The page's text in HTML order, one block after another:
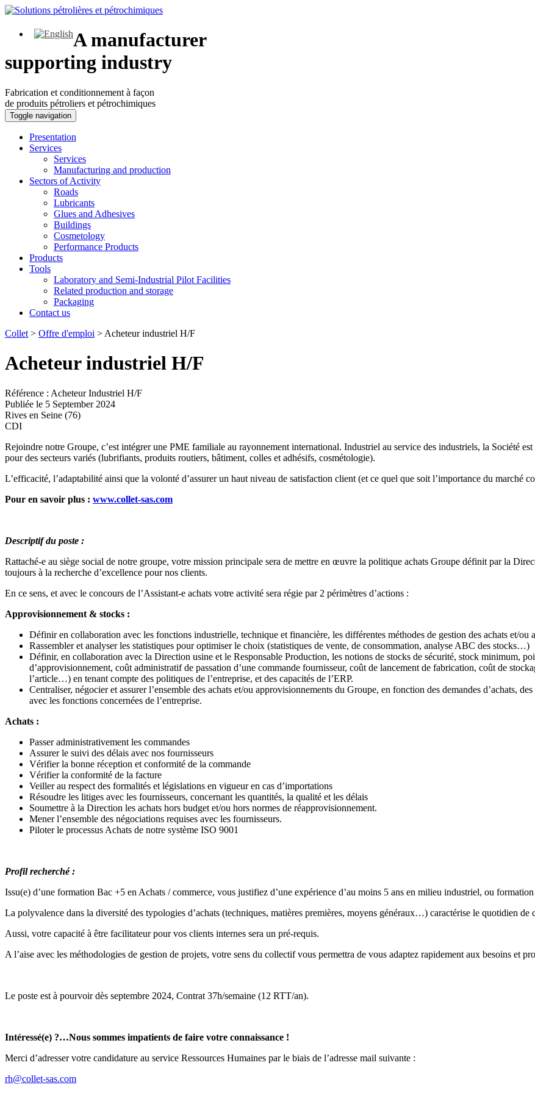
A manufacturer
supporting industry
Fabrication et conditionnement à façon
de produits pétroliers et pétrochimiques
Toggle navigation
Presentation
Services
Services
Manufacturing and production
Sectors of Activity
Roads
Lubricants
Glues and Adhesives
Buildings
Cosmetology
Performance Products
Products
Tools
Laboratory and Semi-Industrial Pilot Facilities
Related production and storage
Packaging
Contact us
Collet > Offre d'emploi > Acheteur industriel H/F
Acheteur industriel H/F
Référence : Acheteur Industriel H/F
Publiée le 5 September 2024
Rives en Seine (76)
CDI
Rejoindre notre Groupe, c’est intégrer une PME familiale au rayonnement international. Industriel au service des industriels, la Société
pour des secteurs variés (lubrifiants, produits routiers, bâtiment, colles et adhésifs, cosmétologie).
L’efficacité, l’adaptabilité ainsi que la volonté d’assurer un haut niveau de satisfaction client (et ce quel que soit l’importance du marché
Pour en savoir plus : www.collet-sas.com
Descriptif du poste :
Rattaché-e au siège social de notre groupe, votre mission principale sera de mettre en œuvre la politique achats Groupe définit par la
toujours à la recherche d’excellence pour nos clients.
En ce sens, et avec le concours de l’Assistant-e achats votre activité sera régie par 2 périmètres d’actions :
Approvisionnement & stocks :
Définir en collaboration avec les fonctions industrielle, technique et financière, les différentes méthodes de gestion des achats et/
Rassembler et analyser les statistiques pour optimiser le choix (statistiques de vente, de consommation, analyse ABC des stocks…)
Définir, en collaboration avec la Direction usine et le Responsable Production, les notions de stocks de sécurité, stock minimum,
d’approvisionnement, coût administratif de passation d’une commande fournisseur, coût de lancement de fabrication, coût de
l’article…) en tenant compte des politiques de l’entreprise, et des capacités de l’ERP.
Centraliser, négocier et assurer l’ensemble des achats et/ou approvisionnements du Groupe, en fonction des demandes d’achats,
avec les fonctions concernées de l’entreprise.
Achats :
Passer administrativement les commandes
Assurer le suivi des délais avec nos fournisseurs
Vérifier la bonne réception et conformité de la commande
Vérifier la conformité de la facture
Veiller au respect des formalités et législations en vigueur en cas d’importations
Résoudre les litiges avec les fournisseurs, concernant les quantités, la qualité et les délais
Soumettre à la Direction les achats hors budget et/ou hors normes de réapprovisionnement.
Mener l’ensemble des négociations requises avec les fournisseurs.
Piloter le processus Achats de notre système ISO 9001
Profil recherché :
Issu(e) d’une formation Bac +5 en Achats / commerce, vous justifiez d’une expérience d’au moins 5 ans en milieu industriel, ou
La polyvalence dans la diversité des typologies d’achats (techniques, matières premières, moyens généraux…) caractérise le quotidien de
Aussi, votre capacité à être facilitateur pour vos clients internes sera un pré-requis.
A l’aise avec les méthodologies de gestion de projets, votre sens du collectif vous permettra de vous adaptez rapidement aux besoins et
Le poste est à pourvoir dès septembre 2024, Contrat 37h/semaine (12 RTT/an).
Intéressé(e) ?…Nous sommes impatients de faire votre connaissance !
Merci d’adresser votre candidature au service Ressources Humaines par le biais de l’adresse mail suivante :
rh@collet-sas.com